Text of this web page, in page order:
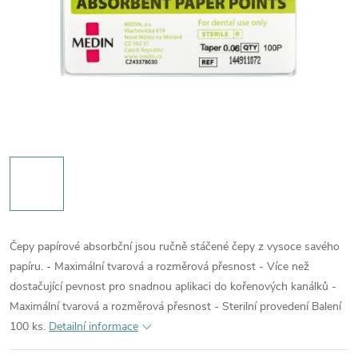
Čepy papírové absorbční jsou ručně stáčené čepy z vysoce savého
papíru. - Maximální tvarová a rozměrová přesnost - Více než
dostačující pevnost pro snadnou aplikaci do kořenových kanálků -
Maximální tvarová a rozměrová přesnost - Sterilní provedení Balení
100 ks. Detailní informace